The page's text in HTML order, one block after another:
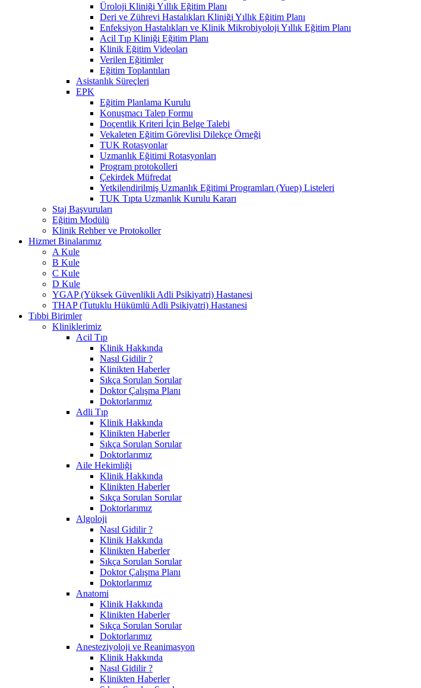
Üroloji Kliniği Yıllık Eğitim Planı
Deri ve Zührevi Hastalıkları Kliniği Yıllık Eğitim Planı
Enfeksiyon Hastalıkları ve Klinik Mikrobiyoloji Yıllık Eğitim Planı
Acil Tıp Kliniği Eğitim Planı
Klinik Eğitim Videoları
Verilen Eğitimler
Eğitim Toplantıları
Asistanlık Süreçleri
EPK
Eğitim Planlama Kurulu
Konuşmacı Talep Formu
Doçentlik Kriteri İçin Belge Talebi
Vekaleten Eğitim Görevlisi Dilekçe Örneği
TUK Rotasyonlar
Uzmanlık Eğitimi Rotasyonları
Program protokolleri
Çekirdek Müfredat
Yetkilendirilmiş Uzmanlık Eğitimi Programları (Yuep) Listeleri
TUK Tıpta Uzmanlık Kurulu Kararı
Staj Başvuruları
Eğitim Modülü
Klinik Rehber ve Protokoller
Hizmet Binalarımız
A Kule
B Kule
C Kule
D Kule
YGAP (Yüksek Güvenlikli Adli Psikiyatri) Hastanesi
THAP (Tutuklu Hükümlü Adli Psikiyatri) Hastanesi
Tıbbi Birimler
Kliniklerimiz
Acil Tıp
Klinik Hakkında
Nasıl Gidilir ?
Klinikten Haberler
Sıkça Sorulan Sorular
Doktor Çalışma Planı
Doktorlarımız
Adli Tıp
Klinik Hakkında
Klinikten Haberler
Sıkça Sorulan Sorular
Doktorlarımız
Aile Hekimliği
Klinik Hakkında
Klinikten Haberler
Sıkça Sorulan Sorular
Doktorlarımız
Algoloji
Nasıl Gidilir ?
Klinik Hakkında
Klinikten Haberler
Sıkça Sorulan Sorular
Doktor Çalışma Planı
Doktorlarımız
Anatomi
Klinik Hakkında
Klinikten Haberler
Sıkça Sorulan Sorular
Doktorlarımız
Anesteziyoloji ve Reanimasyon
Klinik Hakkında
Nasıl Gidilir ?
Klinikten Haberler